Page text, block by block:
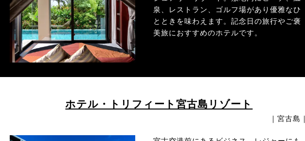
泉、レストラン、ゴルフ場があり優雅なひ
とときを味わえます。記念日の旅行やご褒
美旅におすすめのホテルです。
ホテル・トリフィート宮古島リゾート
｜宮古島｜